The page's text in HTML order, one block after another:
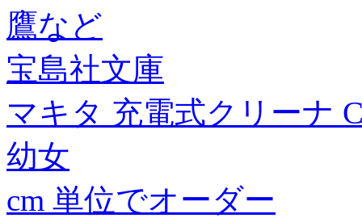
鷹など
宝島社文庫
マキタ 充電式クリーナ
幼女
cm 単位でオーダー